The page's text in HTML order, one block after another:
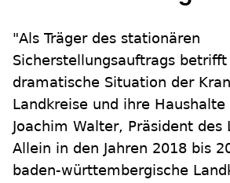
"Als Träger des stationären
Sicherstellungsauftrags
dramatische Situation der
Landkreise und ihre
Joachim Walter, Präsident des
Allein in den Jahren 2018 bis
baden-württembergische